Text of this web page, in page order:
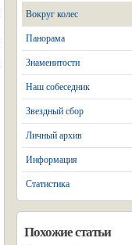
Вокруг колес
Панорама
Знаменитости
Наш собеседник
Звездный сбор
Личный архив
Информация
Статистика
Похожие статьи